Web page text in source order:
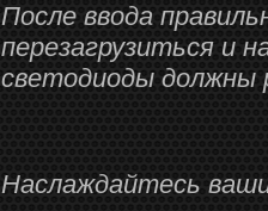
После ввода
перезагрузиться и
светодиоды должны
Наслаждайтесь